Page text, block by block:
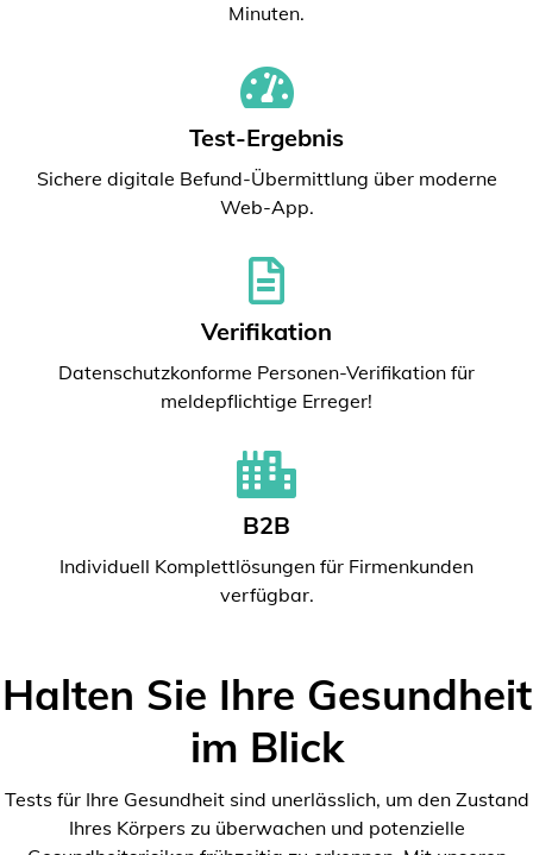
Minuten.
Test-Ergebnis
Sichere digitale Befund-Übermittlung über moderne
Web-App.
Verifikation
Datenschutzkonforme Personen-Verifikation für
meldepflichtige Erreger!
B2B
Individuell Komplettlösungen für Firmenkunden
verfügbar.
Halten Sie Ihre Gesundheit
im Blick
Tests für Ihre Gesundheit sind unerlässlich, um den Zustand
Ihres Körpers zu überwachen und potenzielle